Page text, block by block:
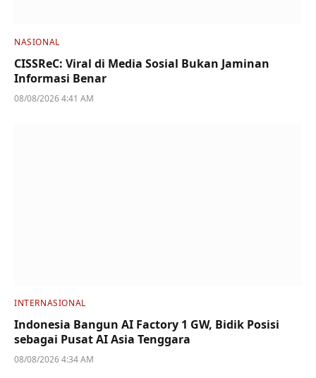
NASIONAL
CISSReC: Viral di Media Sosial Bukan Jaminan
Informasi Benar
08/08/2026 4:41 AM
INTERNASIONAL
Indonesia Bangun AI Factory 1 GW, Bidik Posisi
sebagai Pusat AI Asia Tenggara
08/08/2026 4:34 AM